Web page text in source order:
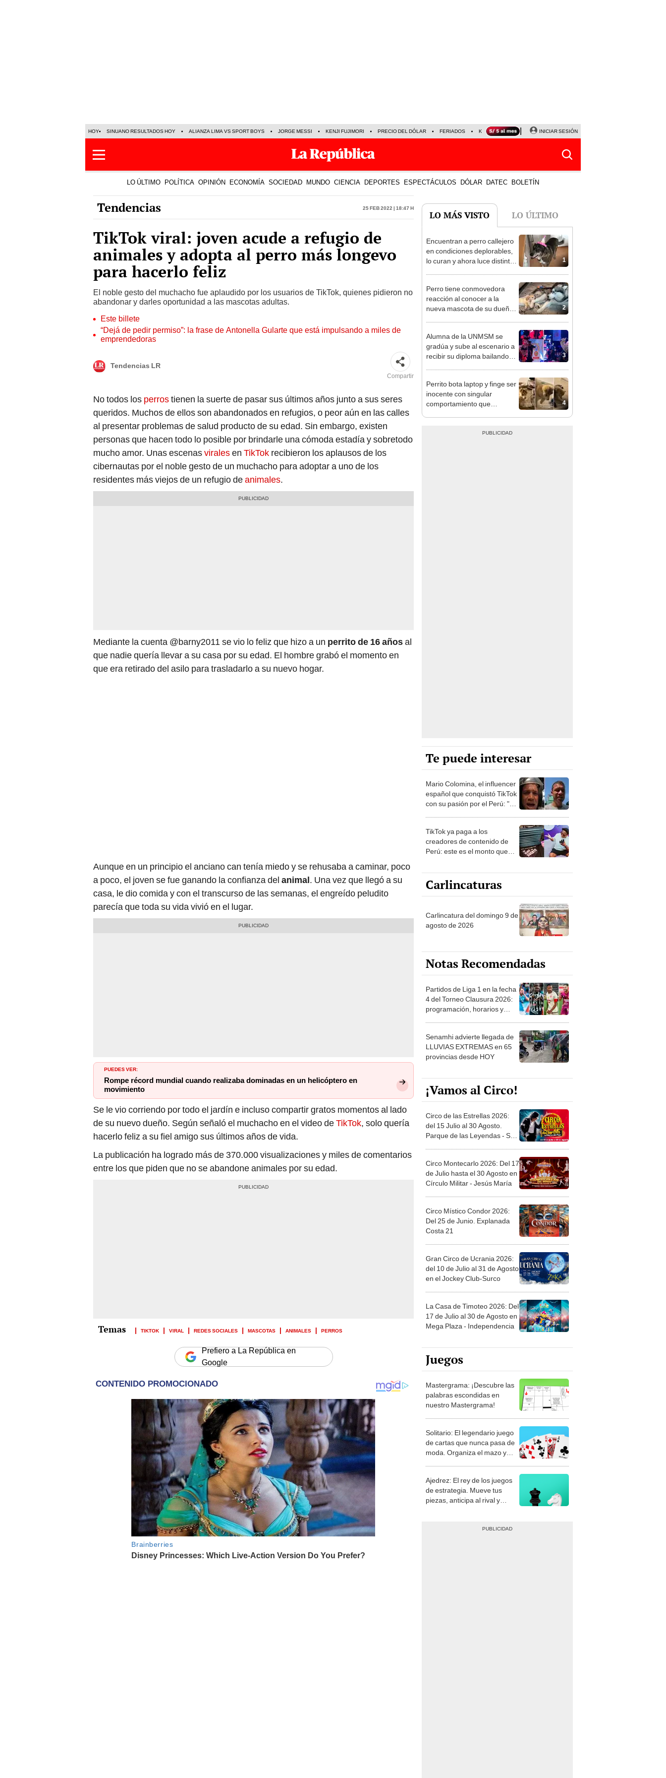
HOY SINUANO RESULTADOS HOY ALIANZA LIMA VS SPORT BOYS JORGE MESSI KENJI FUJIMORI PRECIO DEL DÓLAR FERIADOS KEIKO FUJIMORI NALDY SALDAÑA
INICIAR SESIÓN
LO ÚLTIMO POLÍTICA OPINIÓN ECONOMÍA SOCIEDAD MUNDO CIENCIA DEPORTES ESPECTÁCULOS DÓLAR DATEC BOLETÍN
Tendencias 25 Feb 2022 | 18:47 h
TikTok viral: joven acude a refugio de
animales y adopta al perro más longevo
para hacerlo feliz
El noble gesto del muchacho fue aplaudido por los usuarios de TikTok, quienes pidieron no
abandonar y darles oportunidad a las mascotas adultas.
Este billete
“Dejá de pedir permiso”: la frase de Antonella Gularte que está impulsando a miles de
emprendedoras
Tendencias LR
Compartir
No todos los perrostienen la suerte de pasar sus últimos años junto a sus seres
queridos. Muchos de ellos son abandonados en refugios, o peor aún en las calles
al presentar problemas de salud producto de su edad. Sin embargo, existen
personas que hacen todo lo posible por brindarle una cómoda estadía y sobretodo
mucho amor. Unas escenasviralesen TikTok recibieron los aplausos de los
cibernautas por el noble gesto de un muchacho para adoptar a uno de los
residentes más viejos de un refugio deanimales.
Mediante la cuenta @barny2011 se vio lo feliz que hizo a un perrito de 16 añosal
que nadie quería llevar a su casa por su edad. El hombre grabó el momento en
que era retirado del asilo para trasladarlo a su nuevo hogar.
Aunque en un principio el anciano can tenía miedo y se rehusaba a caminar, poco
a poco, el joven se fue ganando la confianza del animal. Una vez que llegó a su
casa, le dio comida y con el transcurso de las semanas, el engreído peludito
parecía que toda su vida vivió en el lugar.
PUEDES VER:
Rompe récord mundial cuando realizaba dominadas en un helicóptero en
movimiento
Se le vio corriendo por todo el jardín e incluso compartir gratos momentos al lado
de su nuevo dueño. Según señaló el muchacho en el video deTikTok, solo quería
hacerlo feliz a su fiel amigo sus últimos años de vida.
La publicación ha logrado más de 370.000 visualizaciones y miles de comentarios
entre los que piden que no se abandone animales por su edad.
TIKTOK VIRAL REDES SOCIALES MASCOTAS ANIMALES PERROS
Prefiero a La República en
Google
LO MÁS VISTO LO ÚLTIMO
1
Encuentran a perro callejero
en condiciones deplorables,
lo curan y ahora luce distinto
2
Perro tiene conmovedora
reacción al conocer a la
nueva mascota de su dueño
3
Alumna de la UNMSM se
gradúa y sube al escenario a
recibir su diploma bailando
4
Perrito bota laptop y finge ser
inocente con singular
comportamiento que
Te puede interesar
Mario Colomina, el influencer
español que conquistó TikTok
con su pasión por el Perú: "Mi
TikTok ya paga a los
creadores de contenido de
Perú: este es el monto que
1.000 vistas
Carlincaturas
Carlincatura del domingo 9 de
agosto de 2026
Notas Recomendadas
Partidos de Liga 1 en la fecha
4 del Torneo Clausura 2026:
programación, horarios y
Senamhi advierte llegada de
LLUVIAS EXTREMAS en 65
provincias desde HOY
¡Vamos al Circo!
Circo de las Estrellas 2026:
del 15 Julio al 30 Agosto.
Parque de las Leyendas - San
Circo Montecarlo 2026: Del 17
de Julio hasta el 30 Agosto en
Círculo Militar - Jesús María
Circo Místico Condor 2026:
Del 25 de Junio. Explanada
Costa 21
Gran Circo de Ucrania 2026:
del 10 de Julio al 31 de Agosto
en el Jockey Club-Surco
La Casa de Timoteo 2026: Del
17 de Julio al 30 de Agosto en
Mega Plaza - Independencia
Juegos
Mastergrama: ¡Descubre las
palabras escondidas en
nuestro Mastergrama!
Solitario: El legendario juego
de cartas que nunca pasa de
moda. Organiza el mazo y
Ajedrez: El rey de los juegos
de estrategia. Mueve tus
piezas, anticipa al rival y